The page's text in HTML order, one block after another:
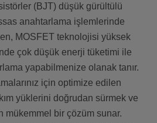
(BJT) düşük gürültülü
anahtarlama işlemlerinde
MOSFET teknolojisi yüksek
çok düşük enerji tüketimi ile
yapabilmenize olanak tanır.
için optimize edilen
yüklerini doğrudan sürmek ve
mükemmel bir çözüm sunar.